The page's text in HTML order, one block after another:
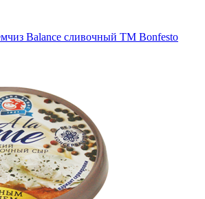
Balance сливочный ТМ Bonfesto